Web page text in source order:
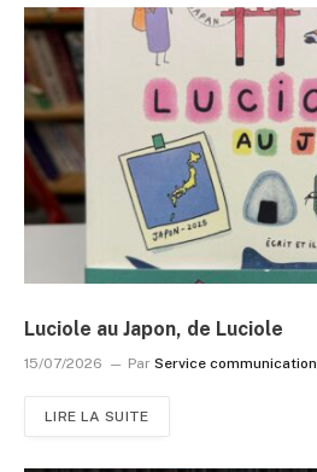
Luciole au Japon, de Luciole
15/07/2026 Par Service communication
LIRE LA SUITE